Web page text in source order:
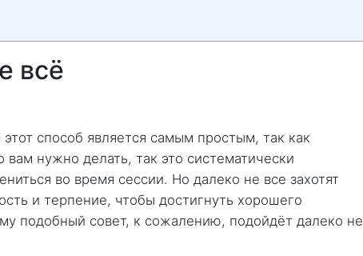
всё
способ является самым простым, так как
вам нужно делать, так это систематически
во время сессии. Но далеко не все захотят
и терпение, чтобы достигнуть хорошего
подобный совет, к сожалению, подойдёт далеко не